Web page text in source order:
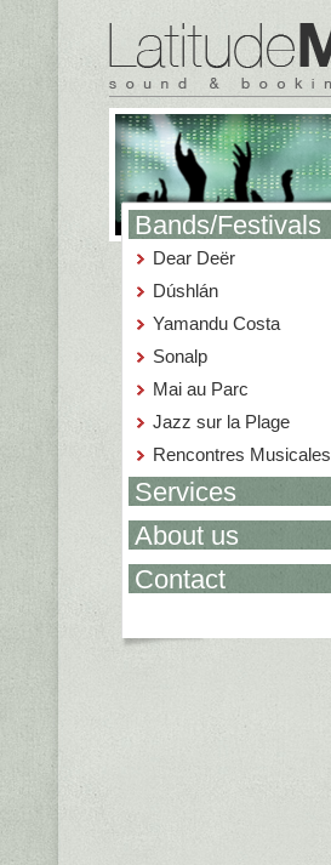
Bands/Festivals
Dear Deër
Dúshlán
Yamandu Costa
Sonalp
Mai au Parc
Jazz sur la Plage
Rencontres Musicales
Services
About us
Contact